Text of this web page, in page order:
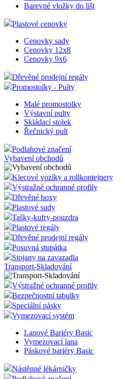
Cenovkové lišty
Cenovková lišta LH1
Cenovková lišta LH2
Cenovková lišta LH3
Cenovková lišta LH4
Cenovková lišta LH5
Barevné vložky do lišt
Plastové cenovky
Cenovky sady
Cenovky 12x8
Cenovky 9x6
Dřevěné prodejní regály
Promostolky - Pulty
Malé promostolky
Výstavní pulty
Skládací stolek
Řečnický pult
Podlahové značení
Vybavení obchodů
Klecové vozíky a rollkontejnery
Výstražné ochranné profily
Dřevěné boxy
Plastové sudy
Tašky-kufry-pouzdra
Plastové regály
Dřevěné prodejní regály
Posuvná stupátka
Transport-Skladování
Výstražné ochranné profily
Bezpečnostní tabulky
Speciální pásky